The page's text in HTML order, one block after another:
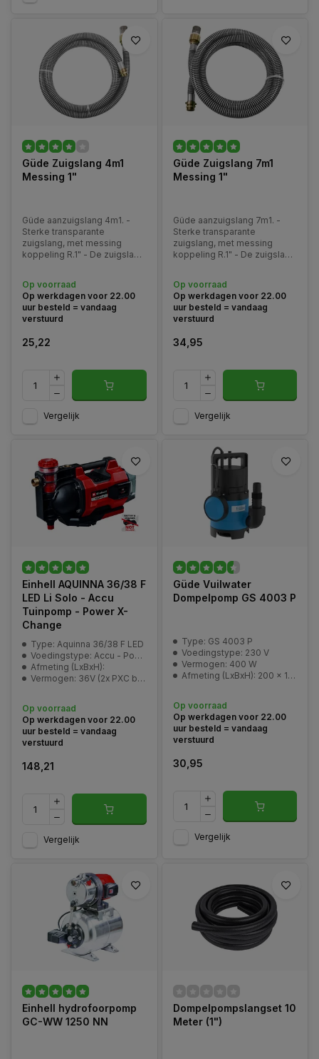
Güde Zuigslang 4m1
Messing 1"
Güde aanzuigslang 4m1. -
Sterke transparante
zuigslang, met messing
koppeling R.1" - De zuigslang
Op voorraad
Op werkdagen voor 22.00
uur besteld = vandaag
verstuurd
25,22
Vergelijk
Güde Zuigslang 7m1
Messing 1"
Güde aanzuigslang 7m1. -
Sterke transparante
zuigslang, met messing
koppeling R.1" - De zuigslang
Op voorraad
Op werkdagen voor 22.00
uur besteld = vandaag
verstuurd
34,95
Vergelijk
Einhell AQUINNA 36/38 F
LED Li Solo - Accu
Tuinpomp - Power X-
Change
Type: Aquinna 36/38 F LED
Voedingstype: Accu - Power-X-Change
Afmeting (LxBxH):
Vermogen: 36V (2x PXC batterij)
Op voorraad
Op werkdagen voor 22.00
uur besteld = vandaag
verstuurd
148,21
Vergelijk
Güde Vuilwater
Dompelpomp GS 4003 P
Type: GS 4003 P
Voedingstype: 230 V
Vermogen: 400 W
Afmeting (LxBxH): 200 x 130 x 275 mm
Op voorraad
Op werkdagen voor 22.00
uur besteld = vandaag
verstuurd
30,95
Vergelijk
Einhell hydrofoorpomp
GC-WW 1250 NN
Dompelpompslangset 10
Meter (1")